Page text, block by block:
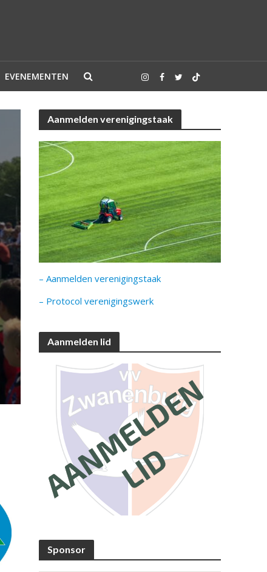
EVENEMENTEN
Aanmelden verenigingstaak
– Aanmelden verenigingstaak
– Protocol verenigingswerk
Aanmelden lid
Sponsor